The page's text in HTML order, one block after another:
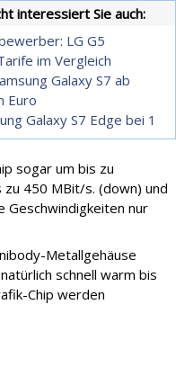
interessiert Sie auch:
LG G5
im Vergleich
Galaxy S7 ab
Euro
Galaxy S7 Edge bei 1
sogar um bis zu
zu 450 MBit/s. (down) und
nur
Metallgehäuse
schnell warm bis
Chip werden